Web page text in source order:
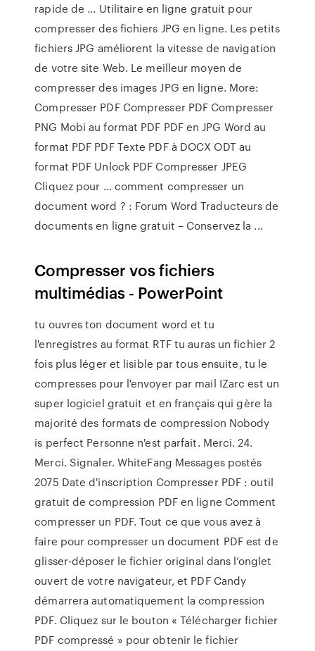
rapide de ... Utilitaire en ligne gratuit pour
compresser des fichiers JPG en ligne. Les petits
fichiers JPG améliorent la vitesse de navigation
de votre site Web. Le meilleur moyen de
compresser des images JPG en ligne. More:
Compresser PDF Compresser PDF Compresser
PNG Mobi au format PDF PDF en JPG Word au
format PDF PDF Texte PDF à DOCX ODT au
format PDF Unlock PDF Compresser JPEG
Cliquez pour … comment compresser un
document word ? : Forum Word Traducteurs de
documents en ligne gratuit – Conservez la ...
Compresser vos fichiers
multimédias - PowerPoint
tu ouvres ton document word et tu
l'enregistres au format RTF tu auras un fichier 2
fois plus léger et lisible par tous ensuite, tu le
compresses pour l'envoyer par mail IZarc est un
super logiciel gratuit et en français qui gère la
majorité des formats de compression Nobody
is perfect Personne n'est parfait. Merci. 24.
Merci. Signaler. WhiteFang Messages postés
2075 Date d'inscription Compresser PDF : outil
gratuit de compression PDF en ligne Comment
compresser un PDF. Tout ce que vous avez à
faire pour compresser un document PDF est de
glisser-déposer le fichier original dans l’onglet
ouvert de votre navigateur, et PDF Candy
démarrera automatiquement la compression
PDF. Cliquez sur le bouton « Télécharger fichier
PDF compressé » pour obtenir le fichier